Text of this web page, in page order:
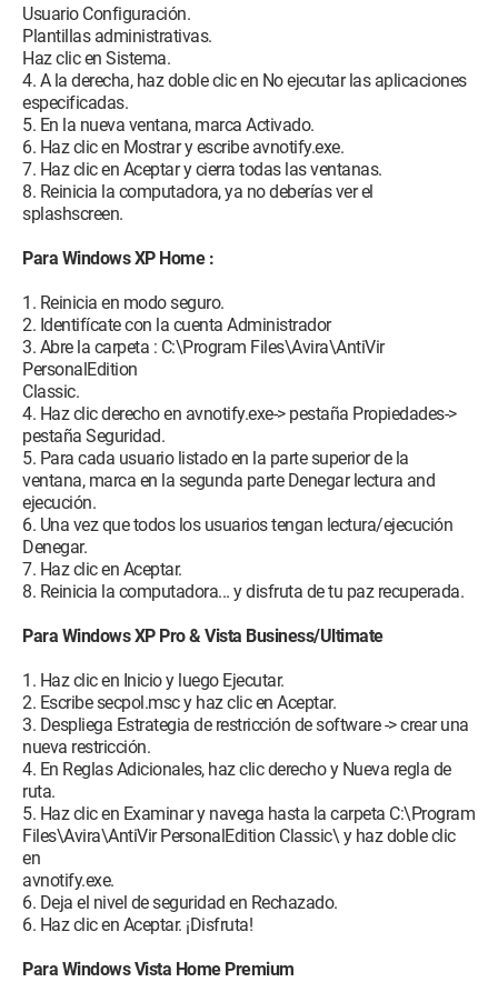
Usuario Configuración.
Plantillas administrativas.
Haz clic en Sistema.
4. A la derecha, haz doble clic en No ejecutar las aplicaciones
especificadas.
5. En la nueva ventana, marca Activado.
6. Haz clic en Mostrar y escribe avnotify.exe.
7. Haz clic en Aceptar y cierra todas las ventanas.
8. Reinicia la computadora, ya no deberías ver el
splashscreen.
Para Windows XP Home :
1. Reinicia en modo seguro.
2. Identifícate con la cuenta Administrador
3. Abre la carpeta : C:\Program Files\Avira\AntiVir
PersonalEdition
Classic.
4. Haz clic derecho en avnotify.exe-> pestaña Propiedades->
pestaña Seguridad.
5. Para cada usuario listado en la parte superior de la
ventana, marca en la segunda parte Denegar lectura and
ejecución.
6. Una vez que todos los usuarios tengan lectura/ejecución
Denegar.
7. Haz clic en Aceptar.
8. Reinicia la computadora... y disfruta de tu paz recuperada.
Para Windows XP Pro & Vista Business/Ultimate
1. Haz clic en Inicio y luego Ejecutar.
2. Escribe secpol.msc y haz clic en Aceptar.
3. Despliega Estrategia de restricción de software -> crear una
nueva restricción.
4. En Reglas Adicionales, haz clic derecho y Nueva regla de
ruta.
5. Haz clic en Examinar y navega hasta la carpeta C:\Program
Files\Avira\AntiVir PersonalEdition Classic\ y haz doble clic
en
avnotify.exe.
6. Deja el nivel de seguridad en Rechazado.
6. Haz clic en Aceptar. ¡Disfruta!
Para Windows Vista Home Premium